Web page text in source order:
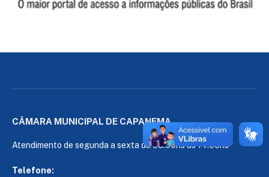
CÂMARA MUNICIPAL DE CAPANEMA
Atendimento de segunda a sexta de 08:00hs às 14:00hs
Telefone: